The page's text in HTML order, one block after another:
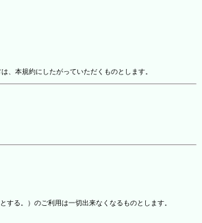
、本規約にしたがっていただくものとします。
る。）のご利用は一切出来なくなるものとします。